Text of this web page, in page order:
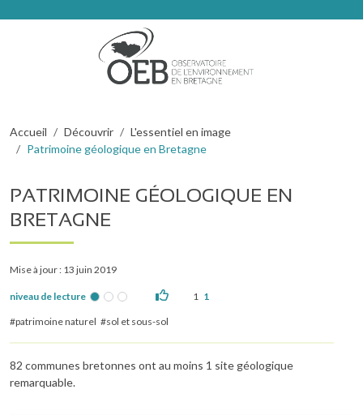
Fil d'Ariane
Accueil Découvrir
L'essentiel en image
Patrimoine géologique en Bretagne
PATRIMOINE GÉOLOGIQUE EN
BRETAGNE
Mise à jour : 13 juin 2019
niveau de lecture 1 1
patrimoine naturel sol et sous-sol
82 communes bretonnes ont au moins 1 site géologique
remarquable.